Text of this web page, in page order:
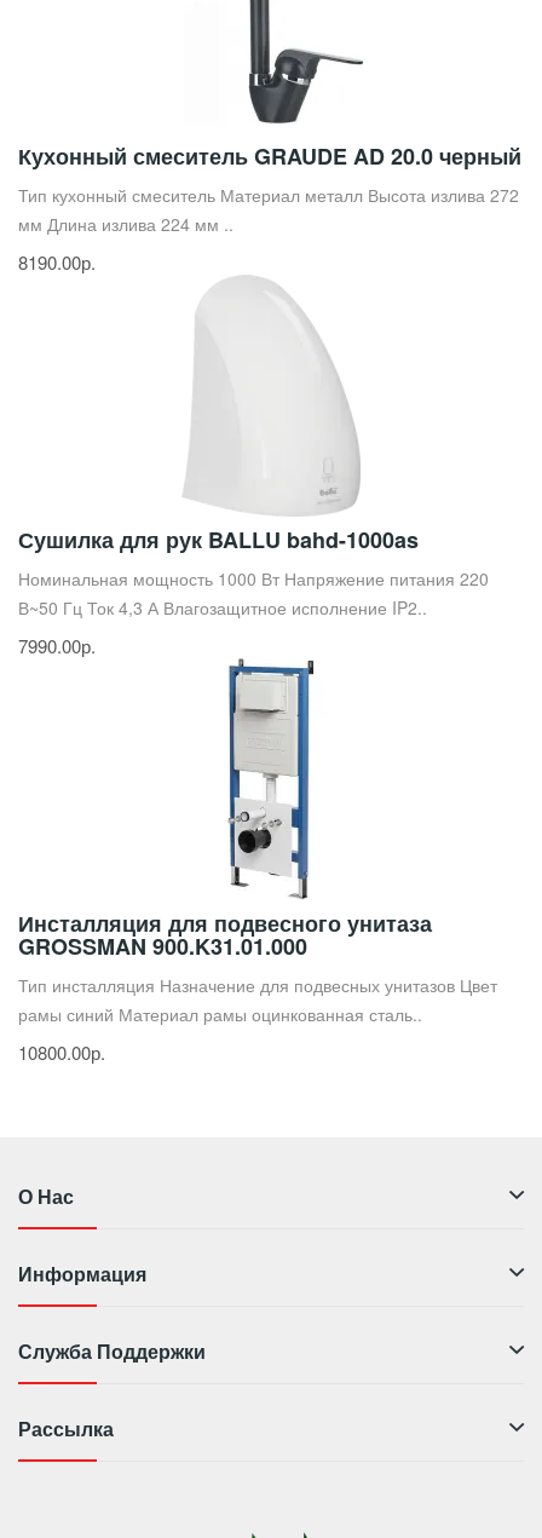
Кухонный смеситель GRAUDE AD 20.0 черный
Тип кухонный смеситель Материал металл Высота излива 272
мм Длина излива 224 мм ..
8190.00р.
Сушилка для рук BALLU bahd-1000as
Номинальная мощность 1000 Вт Напряжение питания 220
В~50 Гц Ток 4,3 А Влагозащитное исполнение IP2..
7990.00р.
Инсталляция для подвесного унитаза
GROSSMAN 900.K31.01.000
Тип инсталляция Назначение для подвесных унитазов Цвет
рамы синий Материал рамы оцинкованная сталь..
10800.00р.
О Нас
Информация
Служба Поддержки
Рассылка